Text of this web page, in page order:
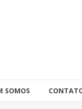
SOMOS